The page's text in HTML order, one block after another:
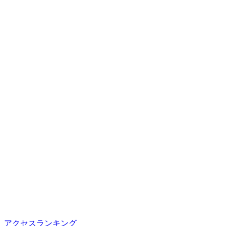
アクセスランキング